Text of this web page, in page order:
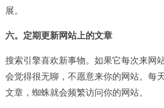
展。
六。定期更新网站上的文章
搜索引擎喜欢新事物。如果它每次来网
会觉得很无聊，不愿意来你的网站。每
文章，蜘蛛就会频繁访问你的网站。